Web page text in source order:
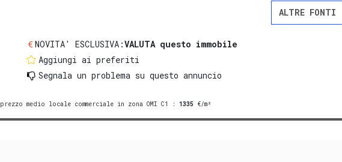
ALTRE FONTI
NOVITA' ESCLUSIVA:VALUTA questo immobile
Aggiungi ai preferiti
Segnala un problema su questo annuncio
prezzo medio locale commerciale in zona OMI C1 : 1335 €/m²